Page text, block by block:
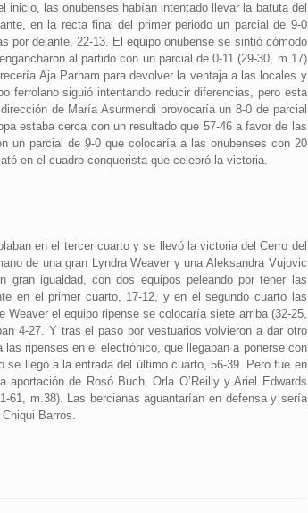
las onubenses habían intentado llevar la batuta del
en la recta final del primer periodo un parcial de 9-0
por delante, 22-13. El equipo onubense se sintió cómodo
al partido con un parcial de 0-11 (29-30, m.17)
Aja Parham para devolver la ventaja a las locales y
ferrolano siguió intentando reducir diferencias, pero esta
de María Asurmendi provocaría un 8-0 de parcial
estaba cerca con un resultado que 57-46 a favor de las
un parcial de 9-0 que colocaría a las onubenses con 20
en el cuadro conquerista que celebró la victoria.
en el tercer cuarto y se llevó la victoria del Cerro del
de una gran Lyndra Weaver y una Aleksandra Vujovic
igualdad, con dos equipos peleando por tener las
en el primer cuarto, 17-12, y en el segundo cuarto las
el equipo ripense se colocaría siete arriba (32-25,
4-27. Y tras el paso por vestuarios volvieron a dar otro
ripenses en el electrónico, que llegaban a ponerse con
se llegó a la entrada del último cuarto, 56-39. Pero fue en
de Rosó Buch, Orla O’Reilly y Ariel Edwards
61, m.38). Las bercianas aguantarían en defensa y sería
Barros.